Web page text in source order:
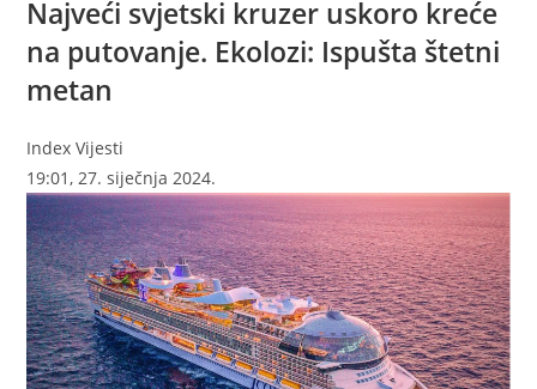
Najveći svjetski kruzer uskoro kreće
na putovanje. Ekolozi: Ispušta štetni
metan
Index Vijesti
19:01, 27. siječnja 2024.